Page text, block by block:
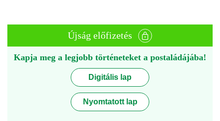
Újság előfizetés
Kapja meg a legjobb történeteket a postaládájába!
Digitális lap
Nyomtatott lap